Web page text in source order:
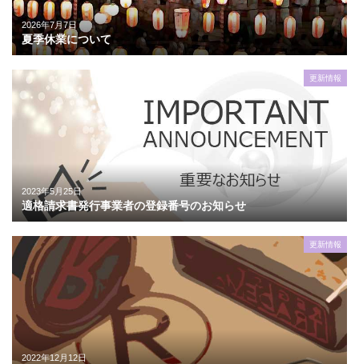
2026年7月7日
夏季休業について
更新情報
2023年5月25日
適格請求書発行事業者の登録番号のお知らせ
更新情報
2022年12月12日